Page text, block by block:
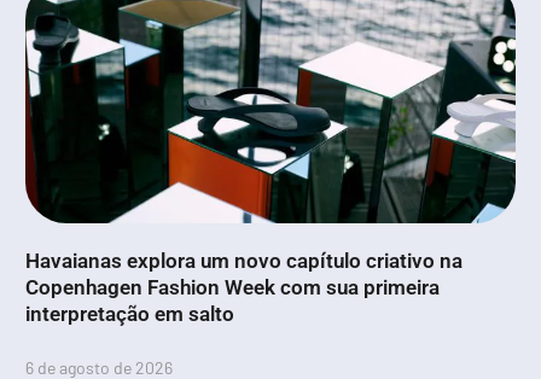
Havaianas explora um novo capítulo criativo na
Copenhagen Fashion Week com sua primeira
interpretação em salto
6 de agosto de 2026